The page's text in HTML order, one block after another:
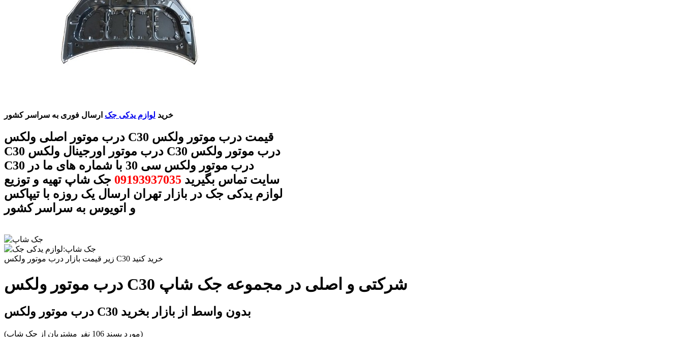
خرید لوازم یدکی جک ارسال فوری به سراسر کشور
درب موتور اصلی ولکس C30 قیمت درب موتور ولکس
C30 درب موتور اورجینال ولکس C30 درب موتور ولکس
C30 درب موتور ولکس سی 30 با شماره های ما در
سایت تماس بگیرید 09193937035 جک شاپ تهیه و توزیع
لوازم یدکی جک در بازار تهران ارسال یک روزه با تیپاکس
و اتویوس به سراسر کشور
زیر قیمت بازار درب موتور ولکس C30 خرید کنید
درب موتور ولکس C30 شرکتی و اصلی در مجموعه جک شاپ
درب موتور ولکس C30 بدون واسط از بازار بخرید
(مورد پسند 106 نفر مشتریان از جک شاپ)